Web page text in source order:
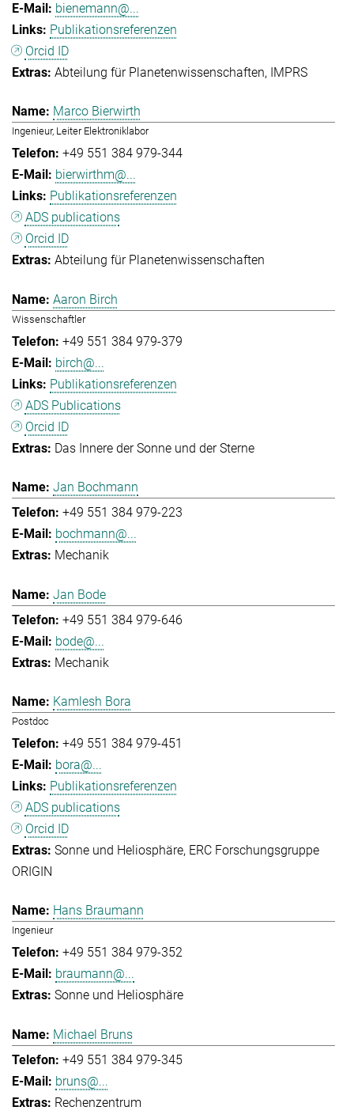
bienemann@...
Publikationsreferenzen
Orcid ID
Abteilung für Planetenwissenschaften IMPRS
Marco Bierwirth
Ingenieur, Leiter Elektroniklabor
+49 551 384 979-344
bierwirthm@...
Publikationsreferenzen
ADS publications
Orcid ID
Abteilung für Planetenwissenschaften
Aaron Birch
Wissenschaftler
+49 551 384 979-379
birch@...
Publikationsreferenzen
ADS Publications
Orcid ID
Das Innere der Sonne und der Sterne
Jan Bochmann
+49 551 384 979-223
bochmann@...
Mechanik
Jan Bode
+49 551 384 979-646
bode@...
Mechanik
Kamlesh Bora
Postdoc
+49 551 384 979-451
bora@...
Publikationsreferenzen
ADS publications
Orcid ID
Sonne und Heliosphäre ERC Forschungsgruppe
ORIGIN
Hans Braumann
Ingenieur
+49 551 384 979-352
braumann@...
Sonne und Heliosphäre
Michael Bruns
+49 551 384 979-345
bruns@...
Rechenzentrum